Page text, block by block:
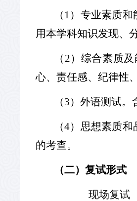
（ 1）专业素质
用本学科知识发现、
（ 2）综合素质
心、责任感、纪律性
（3）外语测试。
（4）思想素质
的考查。
（二）复试形式
现场复试